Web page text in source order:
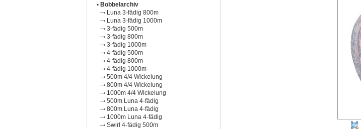
• Bobbelarchiv
Luna 3-fädig 800m
Luna 3-fädig 1000m
3-fädig 500m
3-fädig 800m
3-fädig 1000m
4-fädig 500m
4-fädig 800m
4-fädig 1000m
500m 4/4 Wickelung
800m 4/4 Wickelung
1000m 4/4 Wickelung
500m Luna 4-fädig
800m Luna 4-fädig
1000m Luna 4-fädig
Swirl 4-fädig 500m